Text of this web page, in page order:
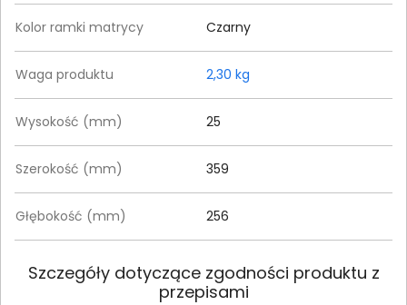
Kolor ramki matrycy Czarny
Waga produktu 2,30 kg
Wysokość (mm) 25
Szerokość (mm) 359
Głębokość (mm) 256
Szczegóły dotyczące zgodności produktu z
przepisami